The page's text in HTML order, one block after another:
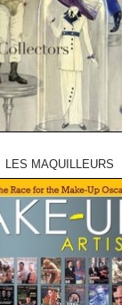
LES MAQUILLEURS